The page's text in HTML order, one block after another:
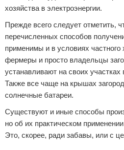
хозяйства в электроэнергии.
Прежде всего следует отметить,
перечисленных способов
применимы и в условиях частного
фермеры и просто владельцы
устанавливают на своих
Также все чаще на крышах
солнечные батареи.
Существуют и иные способы
но об их практическом
Это, скорее, ради забавы, или с